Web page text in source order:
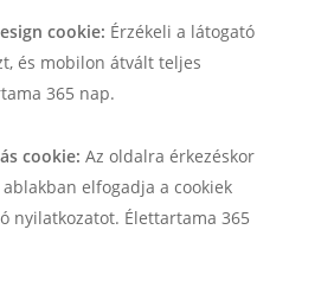
cookie: Érzékeli a látogató
és mobilon átvált teljes
365 nap.
cookie: Az oldalra érkezéskor
elfogadja a cookiek
nyilatkozatot. Élettartama 365